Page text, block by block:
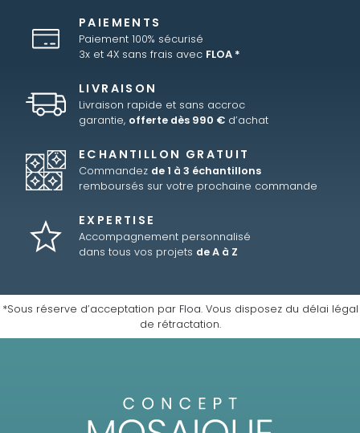
PAIEMENTS
Paiement 100% sécurisé
3x et 4X sans frais avec FLOA *
LIVRAISON
Livraison rapide et sans accroc
garantie, offerte dès 990 € d’achat
ECHANTILLON GRATUIT
Commandez de 1 à 3 échantillons
remboursés sur votre prochaine commande
EXPERTISE
Accompagnement personnalisé
dans tous vos projets de A à Z
*Sous réserve d’acceptation par Floa. Vous disposez du délai légal
de rétractation.